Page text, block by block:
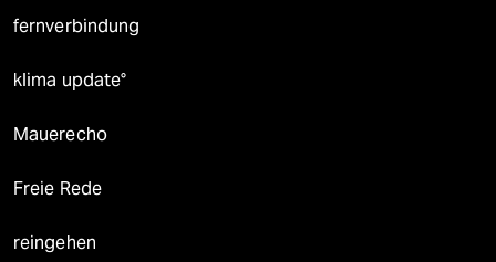
fernverbindung
klima update°
Mauerecho
Freie Rede
reingehen